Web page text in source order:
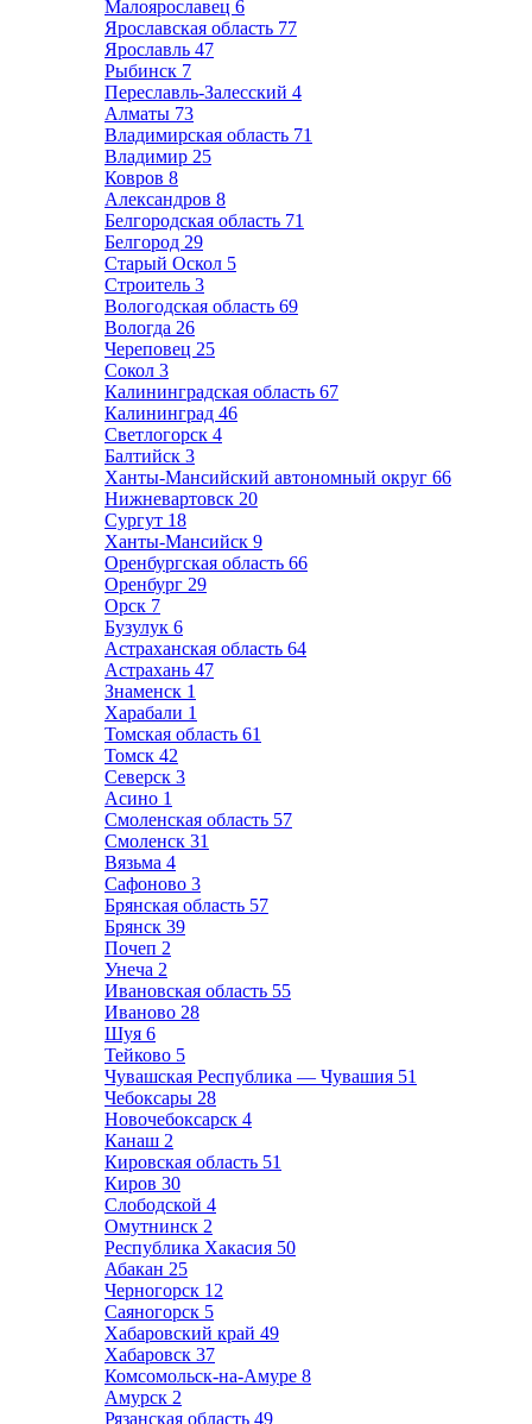
Малоярославец 6
Ярославская область 77
Ярославль 47
Рыбинск 7
Переславль-Залесский 4
Алматы 73
Владимирская область 71
Владимир 25
Ковров 8
Александров 8
Белгородская область 71
Белгород 29
Старый Оскол 5
Строитель 3
Вологодская область 69
Вологда 26
Череповец 25
Сокол 3
Калининградская область 67
Калининград 46
Светлогорск 4
Балтийск 3
Ханты-Мансийский автономный округ 66
Нижневартовск 20
Сургут 18
Ханты-Мансийск 9
Оренбургская область 66
Оренбург 29
Орск 7
Бузулук 6
Астраханская область 64
Астрахань 47
Знаменск 1
Харабали 1
Томская область 61
Томск 42
Северск 3
Асино 1
Смоленская область 57
Смоленск 31
Вязьма 4
Сафоново 3
Брянская область 57
Брянск 39
Почеп 2
Унеча 2
Ивановская область 55
Иваново 28
Шуя 6
Тейково 5
Чувашская Республика — Чувашия 51
Чебоксары 28
Новочебоксарск 4
Канаш 2
Кировская область 51
Киров 30
Слободской 4
Омутнинск 2
Республика Хакасия 50
Абакан 25
Черногорск 12
Саяногорск 5
Хабаровский край 49
Хабаровск 37
Комсомольск-на-Амуре 8
Амурск 2
Рязанская область 49